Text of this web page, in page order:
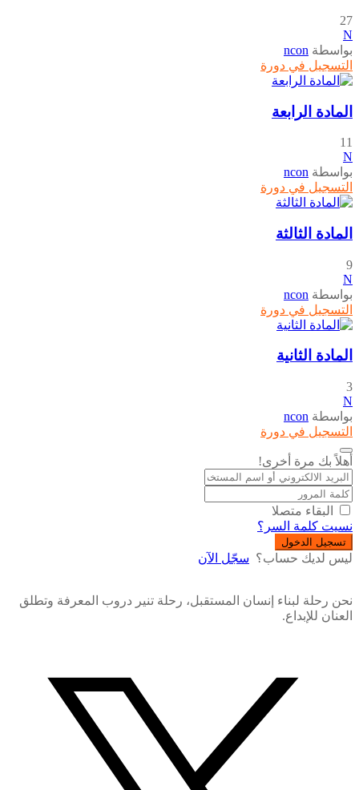
27
N
بواسطة ncon
التسجيل في دورة
المادة الرابعة
11
N
بواسطة ncon
التسجيل في دورة
المادة الثالثة
9
N
بواسطة ncon
التسجيل في دورة
المادة الثانية
3
N
بواسطة ncon
التسجيل في دورة
أهلاً بك مرة أخرى!
البقاء متصلا
نسيت كلمة السر؟
تسجيل الدخول
ليس لديك حساب؟ سجّل الآن
نحن رحلة لبناء إنسان المستقبل، رحلة تنير دروب المعرفة وتطلق
العنان للإبداع.